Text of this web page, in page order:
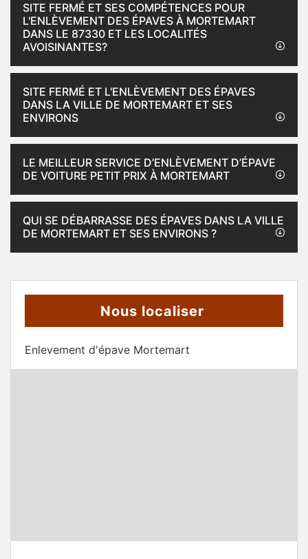
SITE FERMÉ ET SES COMPÉTENCES POUR
L'ENLÈVEMENT DES ÉPAVES À MORTEMART
DANS LE 87330 ET LES LOCALITÉS
AVOISINANTES?
SITE FERMÉ ET L'ENLÈVEMENT DES ÉPAVES
DANS LA VILLE DE MORTEMART ET SES
ENVIRONS
LE MEILLEUR SERVICE D’ENLÈVEMENT D’ÉPAVE
DE VOITURE PETIT PRIX À MORTEMART
QUI SE DÉBARRASSE DES ÉPAVES DANS LA VILLE
DE MORTEMART ET SES ENVIRONS ?
Nous localiser
Enlevement d'épave Mortemart